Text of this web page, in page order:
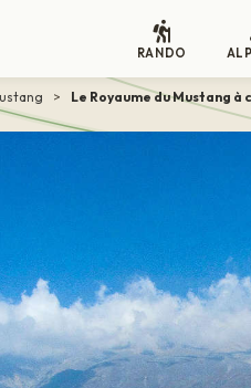
RANDO
> Le Royaume du Mustang à